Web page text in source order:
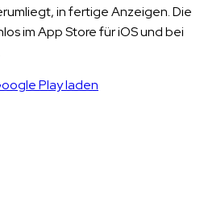
in fertige Anzeigen. Die
im App Store für iOS und bei
Play laden